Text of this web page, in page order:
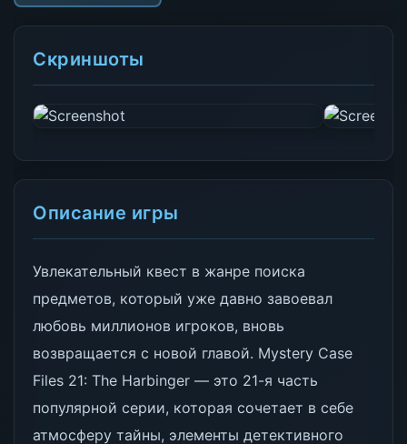
Скриншоты
Описание игры
Увлекательный квест в жанре поиска
предметов, который уже давно завоевал
любовь миллионов игроков, вновь
возвращается с новой главой. Mystery Case
Files 21: The Harbinger — это 21-я часть
популярной серии, которая сочетает в себе
атмосферу тайны, элементы детективного